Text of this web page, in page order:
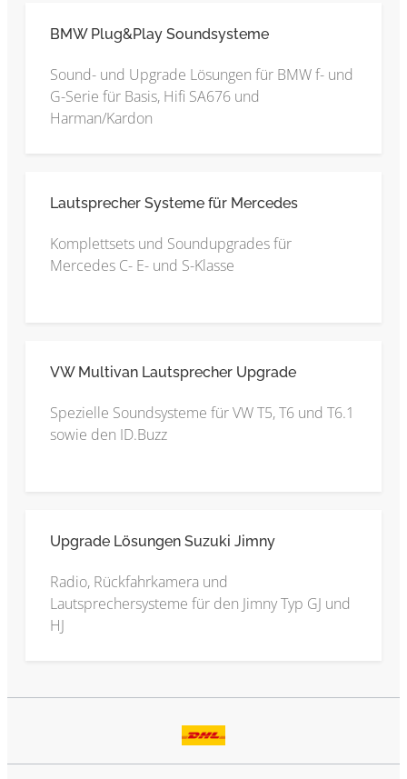
BMW Plug&Play Soundsysteme
Sound- und Upgrade Lösungen für BMW f- und
G-Serie für Basis, Hifi SA676 und
Harman/Kardon
Lautsprecher Systeme für Mercedes
Komplettsets und Soundupgrades für
Mercedes C- E- und S-Klasse
VW Multivan Lautsprecher Upgrade
Spezielle Soundsysteme für VW T5, T6 und T6.1
sowie den ID.Buzz
Upgrade Lösungen Suzuki Jimny
Radio, Rückfahrkamera und
Lautsprechersysteme für den Jimny Typ GJ und
HJ